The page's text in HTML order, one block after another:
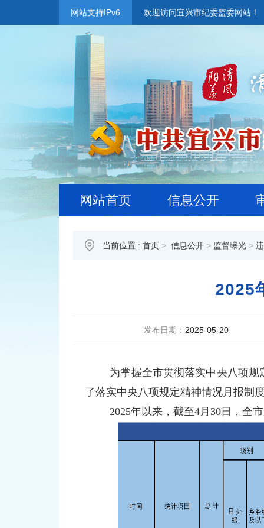
网站支持IPv6 欢迎访问宜兴市纪委监委网站！
网站首页 信息公开
当前位置 : 首页 > 信息公开 > 监督曝光 >
2025
发布日期： 2025-05-20
为掌握全市贯彻落实中央八项
了落实中央八项规定精神情况月报制
2025年以来，截至4月30日，全